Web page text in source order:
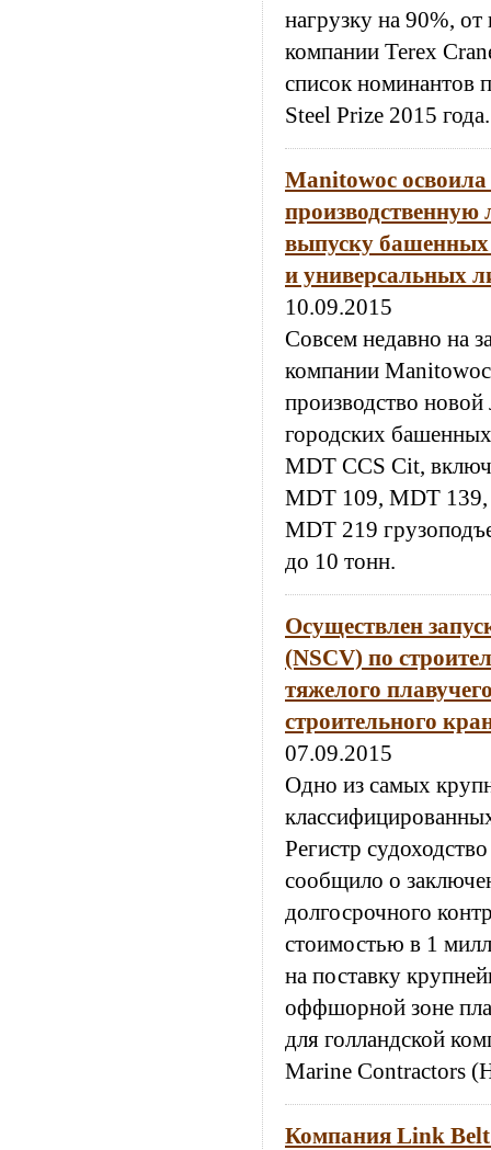
нагрузку на 90%,
компании Terex
список номинантов
Steel Prize 2015 года.
Manitowoc
выпуску
и универсальных
10.09.2015
Совсем недавно на
компании
производство новой
городских
MDT CCS Cit,
MDT 109, MDT
MDT 219
до 10 тонн.
Осуществлен
(NSCV) по
тяжелого
строительного
07.09.2015
Одно из самых
Регистр
сообщило о
долгосрочного
стоимостью в 1
на поставку
оффшорной зоне
для голландской
Marine Contractors
Компания Link Belt